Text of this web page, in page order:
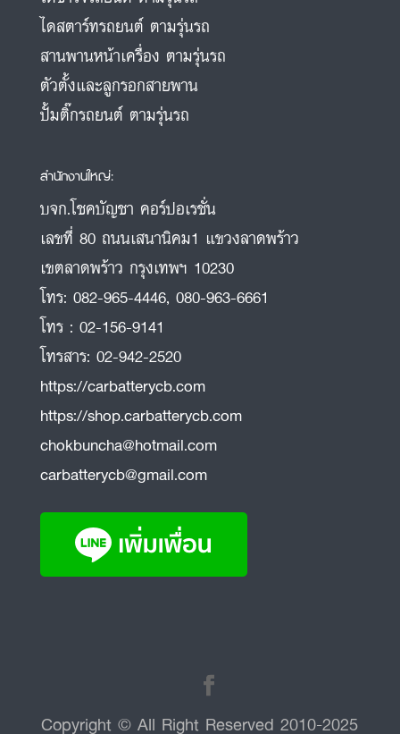
ไดสตาร์ทรถยนต์ ตามรุ่นรถ
สานพานหน้าเครื่อง ตามรุ่นรถ
ตัวตั้งและลูกรอกสายพาน
ปั้มติ๊กรถยนต์ ตามรุ่นรถ
สำนักงานใหญ่:
บจก.โชคบัญชา คอร์ปอเรชั่น
เลขที่ 80 ถนนเสนานิคม1 แขวงลาดพร้าว
เขตลาดพร้าว กรุงเทพฯ 10230
โทร: 082-965-4446, 080-963-6661
โทร : 02-156-9141
โทรสาร: 02-942-2520
https://carbatterycb.com
https://shop.carbatterycb.com
chokbuncha@hotmail.com
carbatterycb@gmail.com
Copyright © All Right Reserved 2010-2025